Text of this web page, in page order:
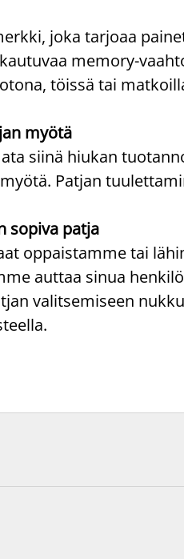
joka tarjoaa
memory-
töissä tai
myötä
siinä hiukan
Patjan
sopiva patja
oppaistamme tai
auttaa sinua
valitsemiseen